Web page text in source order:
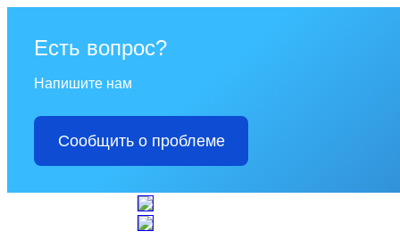
Есть вопрос?
Напишите нам
Сообщить о проблеме